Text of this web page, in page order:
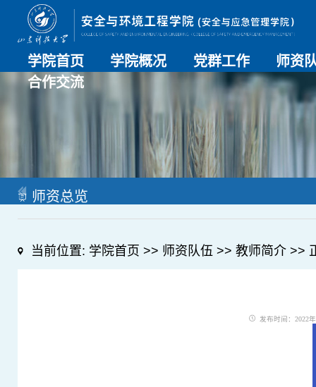
学院首页 学院概况 党群工作 师资
师资总
导师名
教师简
合作交流
师资总览
当前位置: 学院首页 >> 师资队伍 >> 教师简介>>
发布时间：2022